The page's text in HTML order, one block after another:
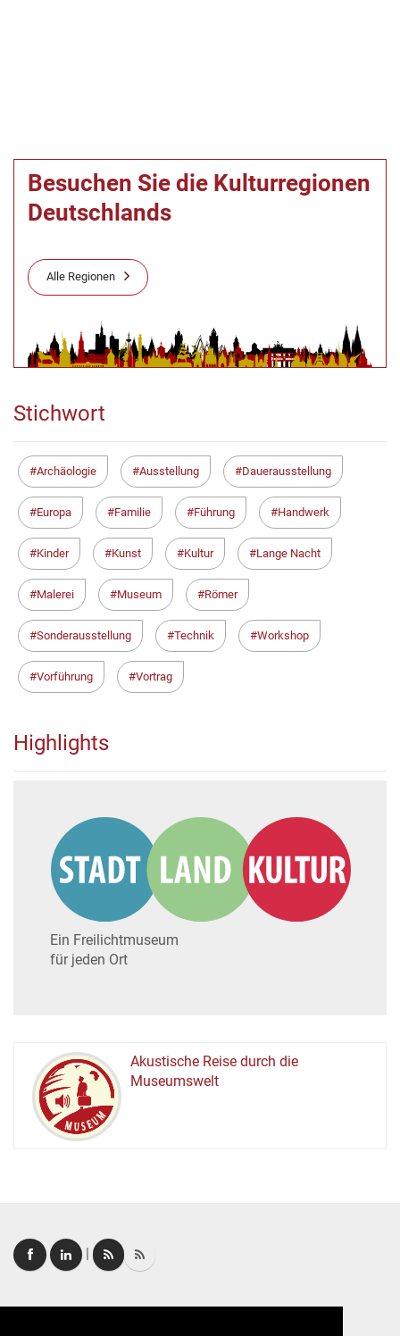
Besuchen Sie die Kulturregionen
Deutschlands
Alle Regionen
Stichwort
Archäologie Ausstellung Dauerausstellung
Europa Familie Führung Handwerk
Kinder Kunst Kultur Lange Nacht
Malerei Museum Römer
Sonderausstellung Technik Workshop
Vorführung Vortrag
Highlights
Ein Freilichtmuseum
für jeden Ort
MUSEUM
Akustische Reise durch die
Museumswelt